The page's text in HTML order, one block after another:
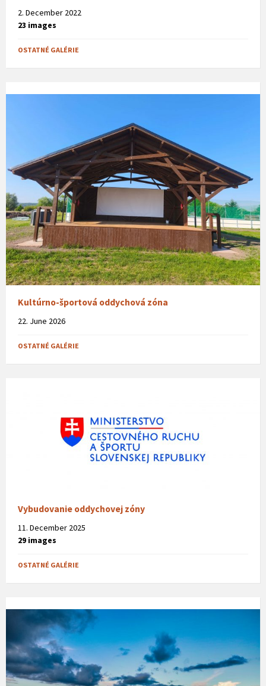
2. December 2022
23 images
OSTATNÉ GALÉRIE
Kultúrno-športová oddychová zóna
22. June 2026
OSTATNÉ GALÉRIE
Vybudovanie oddychovej zóny
11. December 2025
29 images
OSTATNÉ GALÉRIE